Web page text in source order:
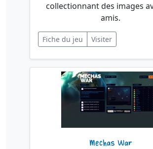
collectionnant des images
amis.
Fiche du jeu Visiter
Mechas War